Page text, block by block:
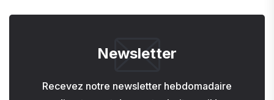
Newsletter
Recevez notre newsletter hebdomadaire